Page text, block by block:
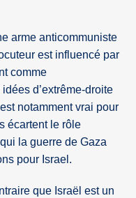
arme anticommuniste
est influencé par
comme
d’extrême-droite
notamment vrai pour
écartent le rôle
la guerre de Gaza
pour Israel.
que Israël est un